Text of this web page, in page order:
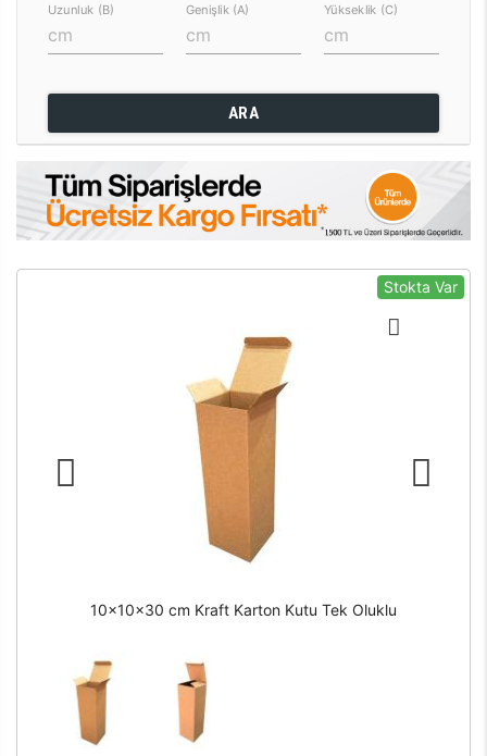
Uzunluk (B) Genişlik (A) Yükseklik (C)
ARA
Stokta Var
10x10x30 cm Kraft Karton Kutu Tek Oluklu